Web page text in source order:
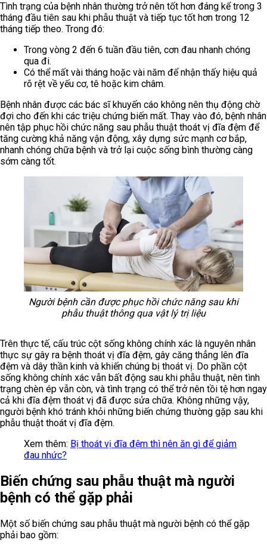
Tình trạng của bệnh nhân thường trở nên tốt hơn đáng kể trong 3
tháng đầu tiên sau khi phẫu thuật và tiếp tục tốt hơn trong 12
tháng tiếp theo. Trong đó:
Trong vòng 2 đến 6 tuần đầu tiên, cơn đau nhanh chóng
qua đi.
Có thể mất vài tháng hoặc vài năm để nhận thấy hiệu quả
rõ rệt về yếu cơ, tê hoặc kim châm.
Bệnh nhân được các bác sĩ khuyến cáo không nên thụ động chờ
đợi cho đến khi các triệu chứng biến mất. Thay vào đó, bệnh nhân
nên tập phục hồi chức năng sau phẫu thuật thoát vị đĩa đệm để
tăng cường khả năng vận động, xây dựng sức mạnh cơ bắp,
nhanh chóng chữa bệnh và trở lại cuộc sống bình thường càng
sớm càng tốt.
Người bệnh cần được phục hồi chức năng sau khi
phẫu thuật thông qua vật lý trị liệu
Trên thực tế, cấu trúc cột sống không chính xác là nguyên nhân
thực sự gây ra bệnh thoát vị đĩa đệm, gây căng thẳng lên đĩa
đệm và dây thần kinh và khiến chúng bị thoát vị. Do phần cột
sống không chính xác vẫn bất động sau khi phẫu thuật, nên tình
trạng chèn ép vẫn còn, và tình trạng có thể trở nên tồi tệ hơn ngay
cả khi đĩa đệm thoát vị đã được sửa chữa. Không những vậy,
người bệnh khó tránh khỏi những biến chứng thường gặp sau khi
phẫu thuật thoát vị đĩa đệm.
Xem thêm: Bị thoát vị đĩa đệm thì nên ăn gì để giảm
đau nhức?
Biến chứng sau phẫu thuật mà người
bệnh có thể gặp phải
Một số biến chứng sau phẫu thuật mà người bệnh có thể gặp
phải bao gồm: